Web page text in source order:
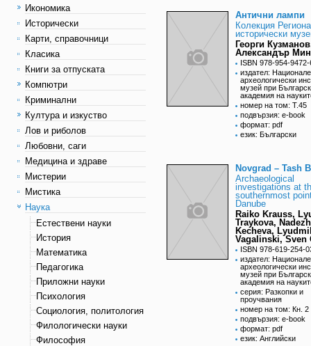
Икономика
Исторически
Карти, справочници
Класика
Книги за отпуската
Компютри
Криминални
Култура и изкуство
Лов и риболов
Любовни, саги
Медицина и здраве
Мистерии
Мистика
Наука
Естествени науки
История
Математика
Педагогика
Приложни науки
Психология
Социология, политология
Филологически науки
Философия
Антични лампи
Колекция
исторически
Георги
Александър
ISBN 978-954-
издател:
археологически
музей при
академия на
номер на том: T.45
подвързия: e-book
формат: pdf
език: Български
Novgrad – Tash
Аrchaeological
investigations at
southernmost
Danube
Raiko Krauss,
Traykova,
Kecheva,
Vagalinski, Sven
ISBN 978-619-254-
издател:
археологически
музей при
академия на
серия: Разкопки и
проучвания
номер на том: Кн. 2
подвързия: e-book
формат: pdf
език: Английски